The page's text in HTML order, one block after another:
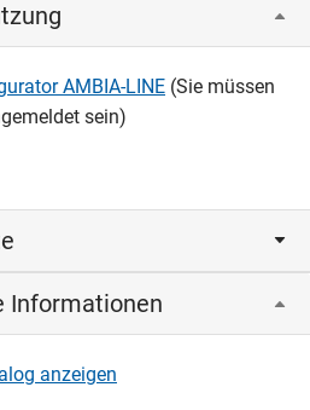
AMBIA-LINE (Sie müssen
sein)
anzeigen und
Informationen
anzeigen